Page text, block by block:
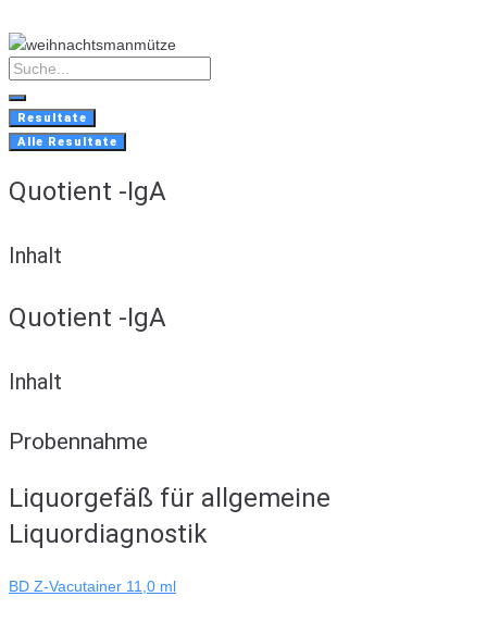
to
content
Search
...
Resultate
Alle Resultate
Quotient -IgA
Inhalt
Quotient -IgA
Inhalt
Probennahme
Liquorgefäß für allgemeine
Liquordiagnostik
BD Z-Vacutainer 11,0 ml